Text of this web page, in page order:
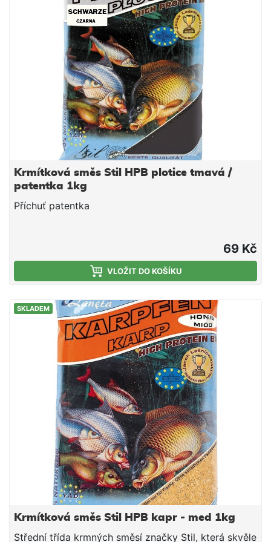
dosahovat skvělých výsledků.
Krmítková směs Stil HPB plotice tmavá /
patentka 1kg
Příchuť patentka
69 Kč
VLOŽIT DO KOŠÍKU
SKLADEM
Krmítková směs Stil HPB kapr - med 1kg
Střední třída krmných směsí značky Stil, která skvěle